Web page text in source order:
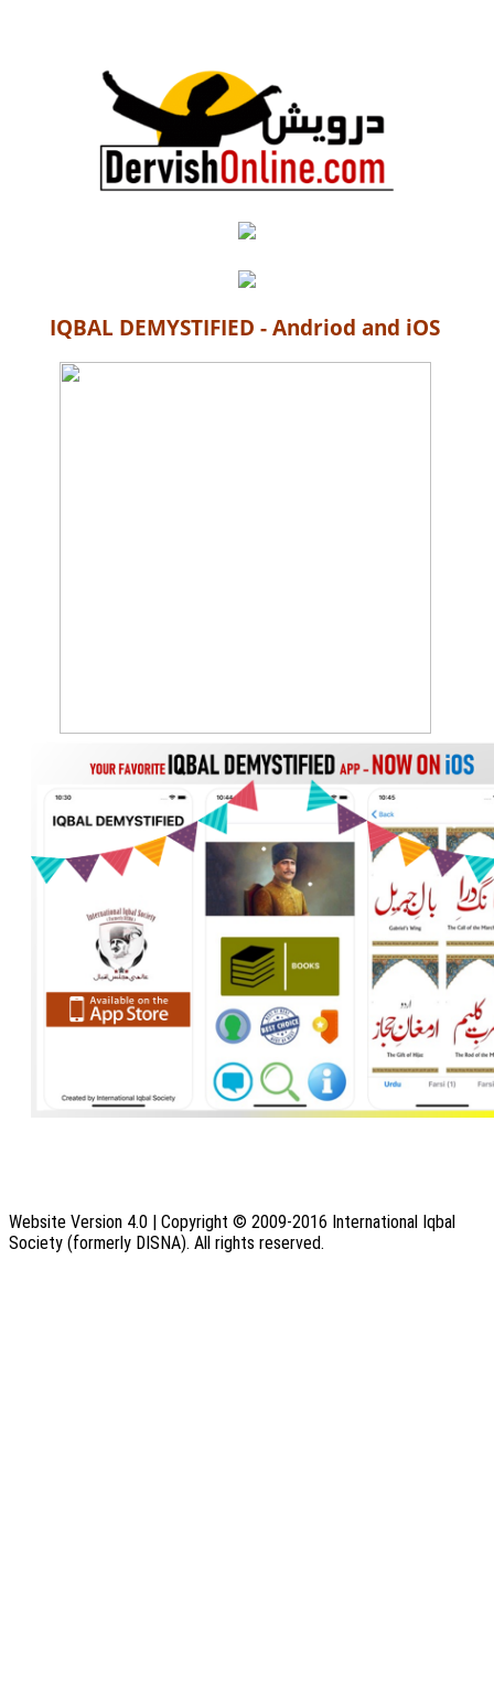
IQBAL DEMYSTIFIED - Andriod and iOS
Website Version 4.0 | Copyright © 2009-2016 International Iqbal
Society (formerly DISNA). All rights reserved.